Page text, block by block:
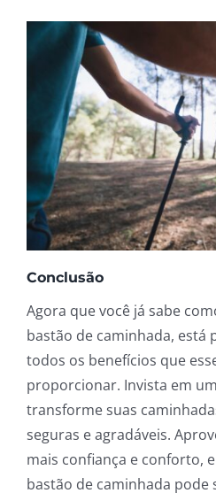
Conclusão
Agora que você já sabe
bastão de caminhada,
todos os benefícios que
proporcionar. Invista em
transforme suas
seguras e agradáveis.
mais confiança e conforto,
bastão de caminhada pode